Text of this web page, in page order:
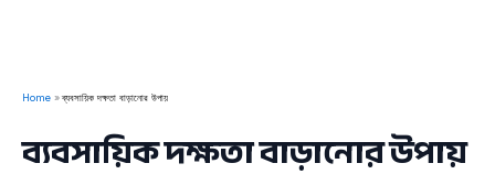
Home ব্যবসায়িক দক্ষতা বাড়ানোর উপায়
ব্যবসায়িক দক্ষতা বাড়ানোর উপায়